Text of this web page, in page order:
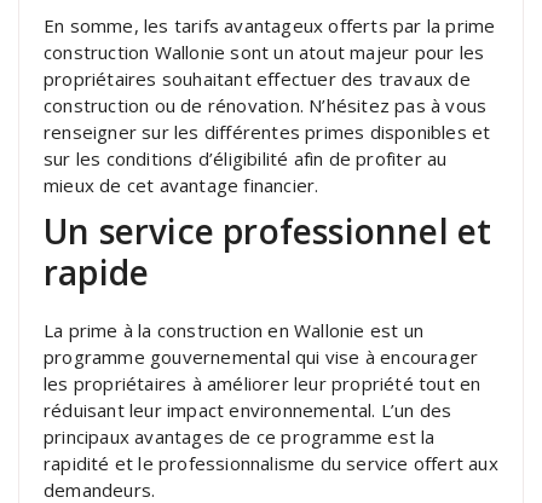
En somme, les tarifs avantageux offerts par la prime
construction Wallonie sont un atout majeur pour les
propriétaires souhaitant effectuer des travaux de
construction ou de rénovation. N’hésitez pas à vous
renseigner sur les différentes primes disponibles et
sur les conditions d’éligibilité afin de profiter au
mieux de cet avantage financier.
Un service professionnel et
rapide
La prime à la construction en Wallonie est un
programme gouvernemental qui vise à encourager
les propriétaires à améliorer leur propriété tout en
réduisant leur impact environnemental. L’un des
principaux avantages de ce programme est la
rapidité et le professionnalisme du service offert aux
demandeurs.